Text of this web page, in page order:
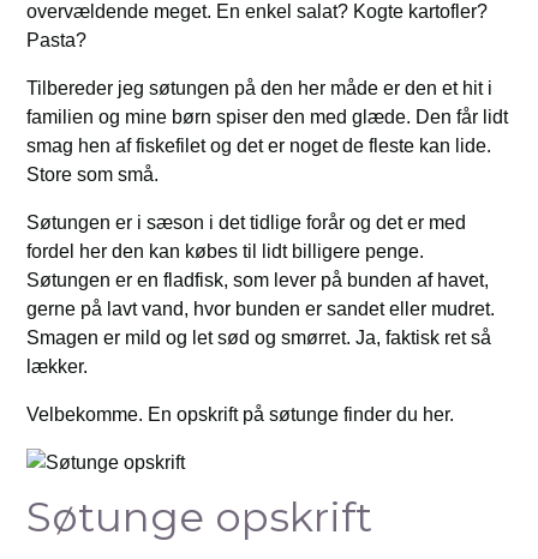
overvældende meget. En enkel salat? Kogte kartofler?
Pasta?
Tilbereder jeg søtungen på den her måde er den et hit i
familien og mine børn spiser den med glæde. Den får lidt
smag hen af fiskefilet og det er noget de fleste kan lide.
Store som små.
Søtungen er i sæson i det tidlige forår og det er med
fordel her den kan købes til lidt billigere penge.
Søtungen er en fladfisk, som lever på bunden af havet,
gerne på lavt vand, hvor bunden er sandet eller mudret.
Smagen er mild og let sød og smørret. Ja, faktisk ret så
lækker.
Velbekomme. En opskrift på søtunge finder du her.
Søtunge opskrift